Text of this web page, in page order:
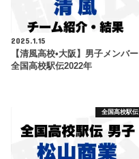
2025.1.15
【清風高校•大阪】男子メンバー
全国高校駅伝2022年
全国高校駅伝